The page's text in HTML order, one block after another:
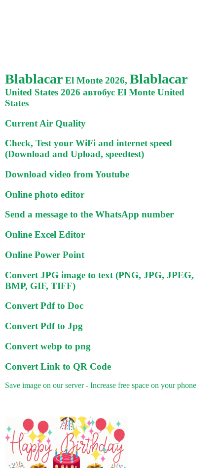
Blablacar El Monte 2026, Blablacar
United States 2026 автобус El Monte United
States
Current Air Quality
Check, Test your WiFi and internet speed
(Download and Upload, speedtest)
Download video from Youtube
Online photo editor
Send a message to the WhatsApp number
Online Excel Editor
Online Power Point
Convert JPG image to text (PNG, JPG, JPEG,
BMP, GIF, TIFF)
Convert Pdf to Doc
Convert Pdf to Jpg
Convert webp to png
Convert Link to QR Code
Save image on our server - Increase free space on your phone